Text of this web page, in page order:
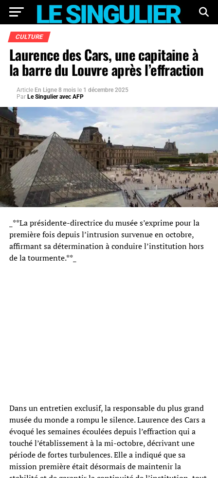
CULTURE
Laurence des Cars, une capitaine à
la barre du Louvre après l’effraction
Article En Ligne 8 mois le 1 décembre 2025
Par Le Singulier avec AFP
_**La présidente-directrice du musée s’exprime pour la
première fois depuis l’intrusion survenue en octobre,
affirmant sa détermination à conduire l’institution hors
de la tourmente.**_
Dans un entretien exclusif, la responsable du plus grand
musée du monde a rompu le silence. Laurence des Cars a
évoqué les semaines écoulées depuis l’effraction qui a
touché l’établissement à la mi-octobre, décrivant une
période de fortes turbulences. Elle a indiqué que sa
mission première était désormais de maintenir la